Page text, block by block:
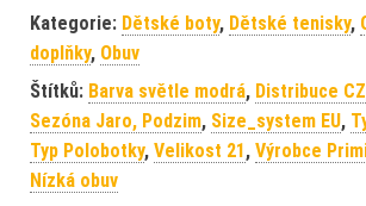
Kategorie: Dětské boty, Dětské tenisky,
doplňky, Obuv
Štítků: Barva světle modrá, Distribuce CZ
Sezóna Jaro, Podzim, Size_system EU,
Typ Polobotky, Velikost 21, Výrobce
Nízká obuv